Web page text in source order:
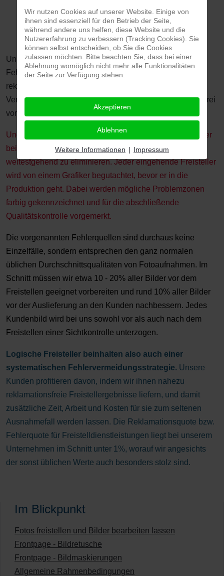
exakte logische Betrachtung als zum Objekt gehörig
mit freigestellt werden, obwohl sie eigentlich
weggeschnitten gehören.
Unkorrekte Freisteller, die auf den vorgenannten
Fehlerquellen basieren, sind im Grunde ebenfalls nicht
reklamationsfähig, da der Auftraggeber die alleinige
Verantwortung für die Lieferung von Bildern mit einwandfrei
vom Hintergrund unterscheidbaren Objekten trägt.
Ungeachtet dieser Tatsache, versuchen unsere Mitarbeiter
bei ClippingService24 auch diese Fehlerquellen
weitestgehend zu eliminieren. Jeder eingehende Freisteller
wird von einem Grafiker begutachtet, bevor er in die
Produktion geht. Dabei werden mögliche Problemzonen
farbig gekennzeichnet und für die abschließende
Qualitätskontrolle vorgemerkt.
Die vorgenannten Fehlerquellen sind durchaus keine
Einzelfälle, sondern entsprechen den ganz normalen
üblichen Durchschnittsqualitäten von Fotoaufnahmen. Im
Schnitt müssen wir etwa 10 - 20% aller Bilder vor dem
Freistellen geeignet vorbereiten und rund 10% aller Bilder
vor der Auslieferung an den Kunden nachbessern. Jedes
Kundenbild wird bei uns sowohl vor als auch nach dem
Freistellen einer Sichtkontrolle unterzogen.
Logische Freisteller beinhalten also auch einer
systematischen Fehlervermeidungsstrategie. Unsere
Kunden profitieren davon, indem wir ihnen nahezu
reklamationsfreie Freistellergebnisse liefern, und damit
zusätzliche Zeit, Arbeit und Kosten für sie zum seltenen
Ausnahmefall werden lassen. Die Reklamationsquote bzw.
Fehlerquote für Freistelldienstleistungen liegt bei unserem
Unternehmen im Schnitt unter 1%, worauf wir angesichts
der sonst üblichen Werte auch besonders stolz sind.
Im Blickpunkt
Fotos freistellen und Bilder bearbeiten lassen
Frontpage - Bildretusche
Frontpage - Bildmaskierungen
Allgemeine Rahmenbedingungen
Wir nutzen Cookies auf unserer Website. Einige von
ihnen sind essenziell für den Betrieb der Seite,
während andere uns helfen, diese Website und die
Nutzererfahrung zu verbessern (Tracking Cookies). Sie
können selbst entscheiden, ob Sie die Cookies
zulassen möchten. Bitte beachten Sie, dass bei einer
Ablehnung womöglich nicht mehr alle Funktionalitäten
der Seite zur Verfügung stehen.
Akzeptieren
Ablehnen
Weitere Informationen | Impressum